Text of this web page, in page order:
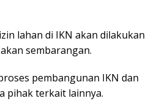
lahan di IKN akan dilakukan
sembarangan.
pembangunan IKN dan
pihak terkait lainnya.